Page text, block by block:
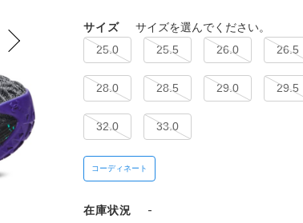
サイズ サイズを選んでください。
25.0 25.5 26.0 26.5
28.0 28.5 29.0 29.5
32.0 33.0
コーディネート
在庫状況 -